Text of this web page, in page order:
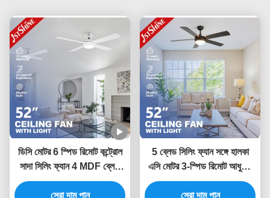
ডিসি মোটর 6 স্পিড রিমোট কন্ট্রোল
সাদা সিলিং ফ্যান 4 MDF ব্লেড
সহ
সেরা দাম পান
5 ব্লেড সিলিং ফ্যান সঙ্গে হালকা
এসি মোটর 3-স্পিড রিমোট আধুনিক
LED সিলিং ফ্যান
সেরা দাম পান